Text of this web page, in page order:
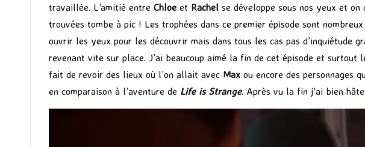
travaillée. L’amitié entre Chloe et Rachel se développe sous nos yeux et
trouvées tombe à pic ! Les trophées dans ce premier épisode sont
ouvrir les yeux pour les découvrir mais dans tous les cas pas d’inquiétude
revenant vite sur place. J’ai beaucoup aimé la fin de cet épisode et surtout
fait de revoir des lieux où l’on allait avec Max ou encore des personnages
en comparaison à l’aventure de Life is Strange. Après vu la fin j’ai bien